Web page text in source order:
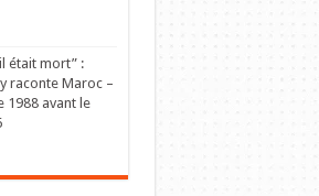
était mort” :
raconte Maroc –
1988 avant le